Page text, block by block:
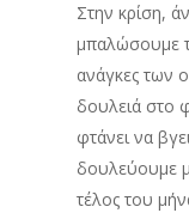
Στην κρίση,
μπαλώσουμε
ανάγκες των
δουλειά στο
φτάνει να
δουλεύουμε
τέλος του